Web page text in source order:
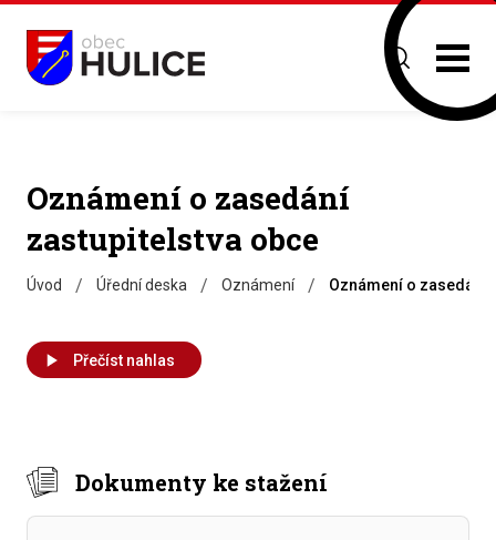
Oznámení o zasedání
zastupitelstva obce
Úvod / Úřední deska / Oznámení / Oznámení o zasedání
Přečíst nahlas
Dokumenty ke stažení